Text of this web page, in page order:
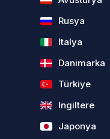
Rusya
Italya
Danimarka
Türkiye
Ingiltere
Japonya